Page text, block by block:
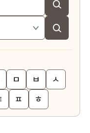
ㅁ ㅂ
ㅅ
ㅍ ㅎ